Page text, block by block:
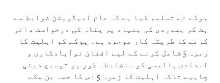
یوکے نے تسلیم کیا ہے کہ عام امیگریشن ضوابط سے
ہٹ کر ہمدردی کی بنیاد پر پناہ کی درخواست دائر
کرنے کا طریقہ کار موجود ہے۔ یوکے کو اہلیت کا
زمرہ 5 شامل کرنے کے لیے افغان نوآبادکاری و
امدادی پالیسی کو باضابطہ طور پر توسیع دینی
چاہیے تاکہ اہلیت کا زمرہ 5 اس کا حصہ بن سکے